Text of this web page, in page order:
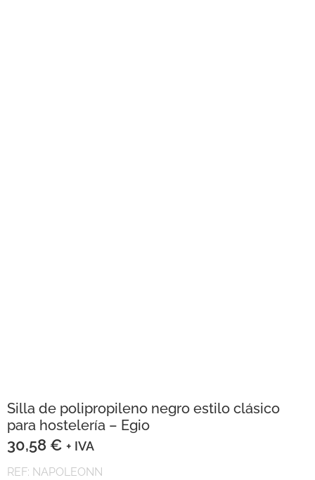
Silla de polipropileno negro estilo clásico
para hostelería – Egio
30,58 € + IVA
REF: NAPOLEONN